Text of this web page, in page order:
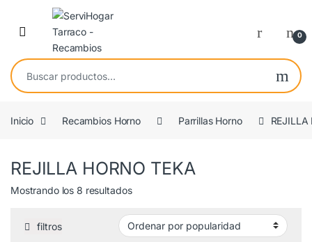
Saltar a navegación
saltar al contenido
Open 0
Buscar por:
Inicio Recambios Horno Parrillas Horno REJILLA
REJILLA HORNO TEKA
Mostrando los 8 resultadosOrdenado por popularidad
filtros